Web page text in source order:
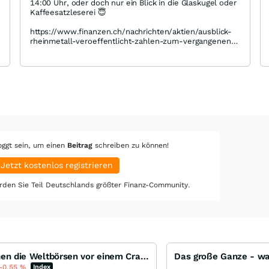
14:00 Uhr, oder doch nur ein Blick in die Glaskugel oder
Kaffeesatzleserei 😇
https://www.finanzen.ch/nachrichten/aktien/ausblick-
rheinmetall-veroeffentlicht-zahlen-zum-vergangenen-
abgelaufene Quartal im Schnitt von einem Umsatz von
3,25 Milliarden EUR aus.
Die Erwartungen von 24 Analysten für das laufende
Fiskaljahr gehen von einem durchschnittlichen Gewinn
sein, um einen Beitrag schreiben zu können!
Jetzt kostenlos registrieren
Sie Teil Deutschlands größter Finanz-Community.
Stehen die Weltbörsen vor einem Crash ???
-0,55 % Index